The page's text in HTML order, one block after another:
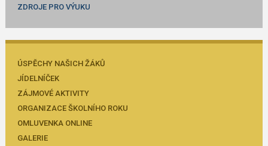
ZDROJE PRO VÝUKU
ÚSPĚCHY NAŠICH ŽÁKŮ
JÍDELNÍČEK
ZÁJMOVÉ AKTIVITY
ORGANIZACE ŠKOLNÍHO ROKU
OMLUVENKA ONLINE
GALERIE